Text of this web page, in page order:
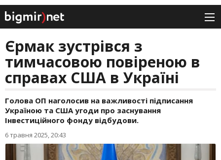
Єрмак зустрівся з
тимчасовою повіреною в
справах США в Україні
Голова ОП наголосив на важливості підписання
Україною та США угоди про заснування
Інвестиційного фонду відбудови.
6 травня 2025, 20:43